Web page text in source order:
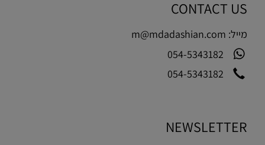
CONTACT US
מייל: m@mdadashian.com
054-5343182
054-5343182
NEWSLETTER